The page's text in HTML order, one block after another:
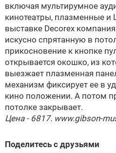
включая мультирумное
кинотеатры, плазменные и
выставке Decorex
искусно спрятанную в
прикосновение к кнопке
открывается окошко, из
выезжает плазменная
механизм фиксирует ее в
кино положении. А потом
потолке закрывает.
Цена - 6817. www.gibson-
Поделитесь с друзьями